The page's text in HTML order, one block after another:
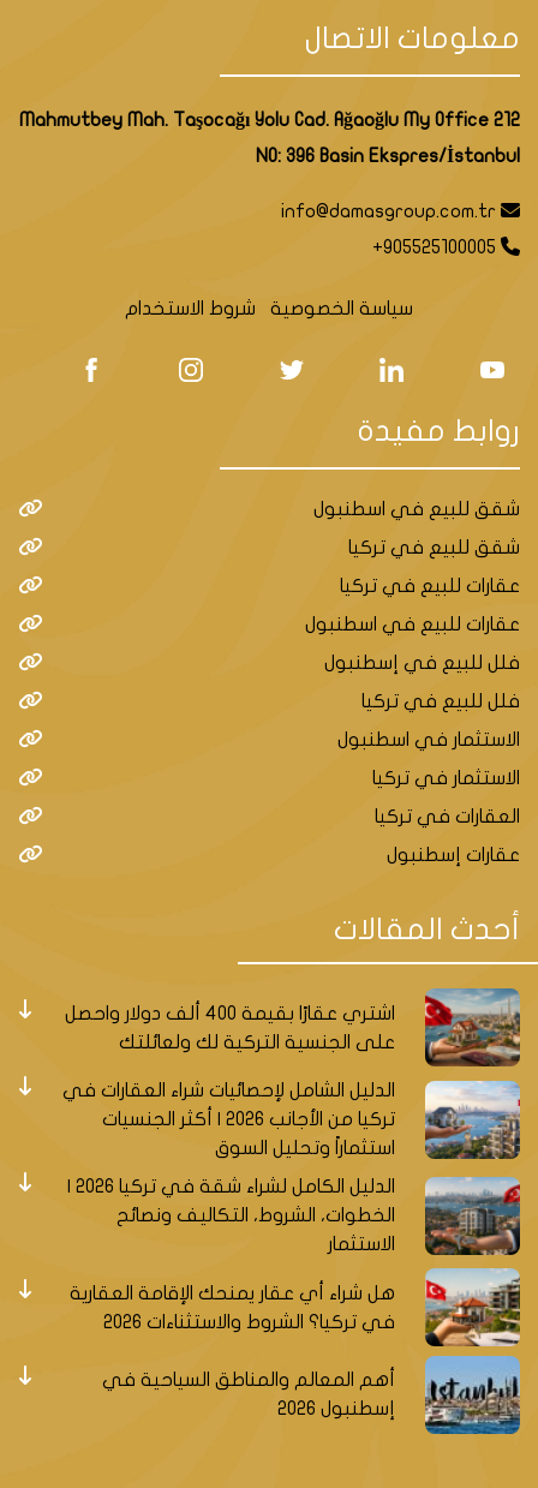
معلومات الاتصال
Mahmutbey Mah. Taşocağı Yolu Cad. Ağaoğlu My Office 212
NO: 396 Basin Ekspres/İstanbul
info@damasgroup.com.tr
+905525100005
سياسة الخصوصية شروط الاستخدام
روابط مفيدة
شقق للبيع في اسطنبول
شقق للبيع في تركيا
عقارات للبيع في تركيا
عقارات للبيع في اسطنبول
فلل للبيع في إسطنبول
فلل للبيع في تركيا
الاستثمار في اسطنبول
الاستثمار في تركيا
العقارات في تركيا
عقارات إسطنبول
أحدث المقالات
اشتري عقارًا بقيمة 400 ألف دولار واحصل
على الجنسية التركية لك ولعائلتك
الدليل الشامل لإحصائيات شراء العقارات في
تركيا من الأجانب 2026 | أكثر الجنسيات
استثماراً وتحليل السوق
الخطوات، الشروط، التكاليف ونصائح
الاستثمار
هل شراء أي عقار يمنحك الإقامة العقارية
في تركيا؟ الشروط والاستثناءات 2026
أهم المعالم والمناطق السياحية في
إسطنبول 2026